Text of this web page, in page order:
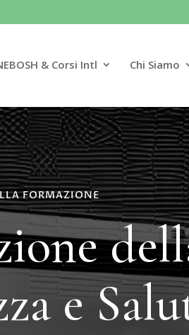
& Corsi Intl Chi Siamo
FORMAZIONE
e